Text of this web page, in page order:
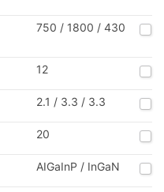
750 / 1800 / 430
12
2.1 / 3.3 / 3.3
20
AIGaInP / InGaN